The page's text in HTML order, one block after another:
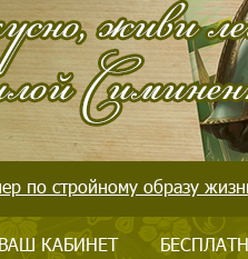
по стройному образу
ВАШ КАБИНЕТ